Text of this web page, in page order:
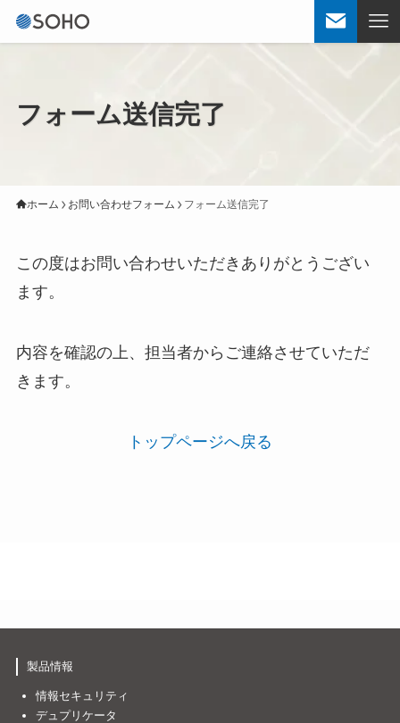
フォーム送信完了
ホーム お問い合わせフォーム フォーム送信完了
この度はお問い合わせいただきありがとうござい
ます。
内容を確認の上、担当者からご連絡させていただ
きます。
トップページへ戻る
製品情報
情報セキュリティ
デュプリケータ